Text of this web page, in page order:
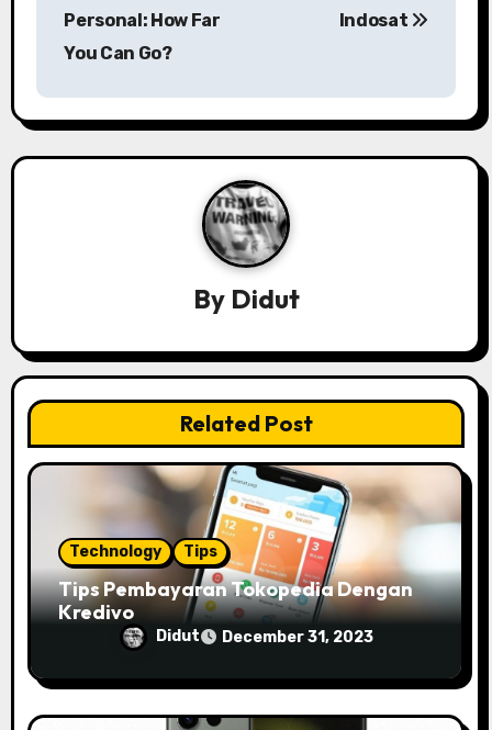
t
n
a
t
i
Personal: How Far
You Can Go?
Indosat
By Didut
Related Post
Technology Tips
Tips Pembayaran Tokopedia Dengan
Kredivo
Didut December 31, 2023